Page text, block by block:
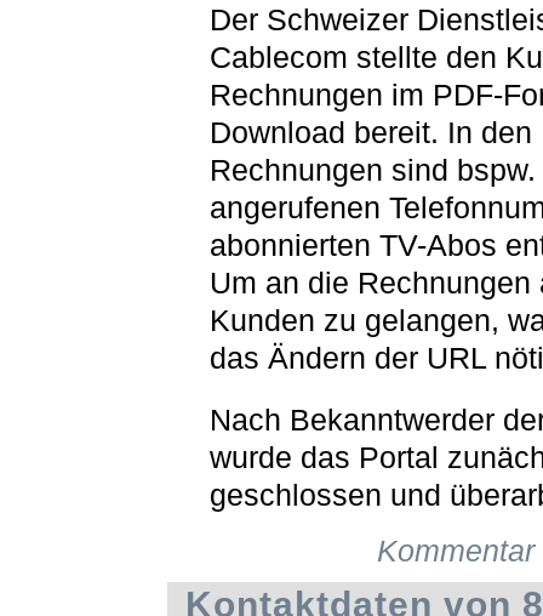
Der Schweizer
Cablecom stellte den
Rechnungen im PDF-
Download bereit. In den
Rechnungen sind bspw.
angerufenen
abonnierten TV-Abos
Um an die Rechnungen
Kunden zu gelangen,
das Ändern der URL
Nach Bekanntwerder
wurde das Portal
geschlossen und
Kontaktdaten von